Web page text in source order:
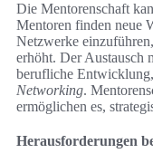
Die Mentorenschaft
Mentoren finden neue
Netzwerke
erhöht. Der Austausch
berufliche
Networking.
ermöglichen es,
Herausforderungen